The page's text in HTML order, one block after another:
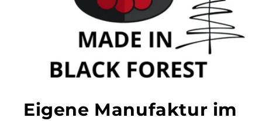
Eigene Manufaktur im